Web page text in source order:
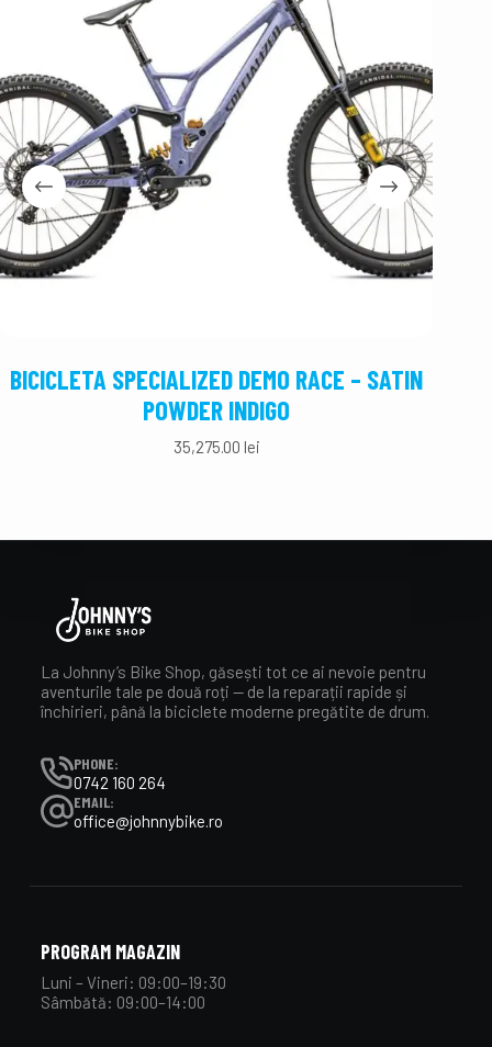
BICICLETA SPECIALIZED DEMO RACE – SATIN
POWDER INDIGO
35,275.00 lei
La Johnny’s Bike Shop, găsești tot ce ai nevoie pentru
aventurile tale pe două roți — de la reparații rapide și
închirieri, până la biciclete moderne pregătite de drum.
PHONE:
0742 160 264
EMAIL:
office@johnnybike.ro
PROGRAM MAGAZIN
Luni – Vineri: 09:00–19:30
Sâmbătă: 09:00–14:00